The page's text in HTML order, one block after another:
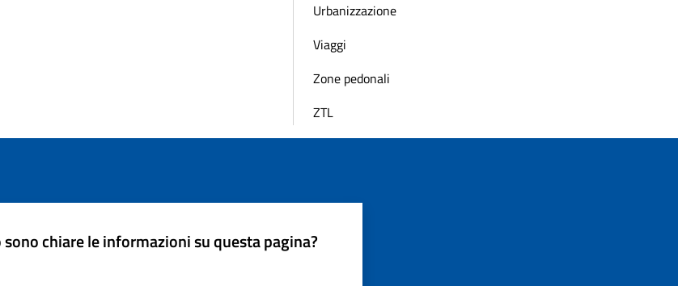
Urbanizzazione
Viaggi
Zone pedonali
ZTL
sono chiare le informazioni su questa pagina?